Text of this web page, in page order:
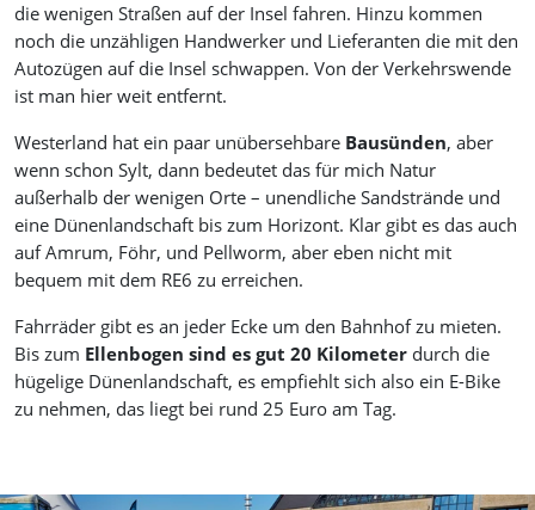
die wenigen Straßen auf der Insel fahren. Hinzu kommen
noch die unzähligen Handwerker und Lieferanten die mit den
Autozügen auf die Insel schwappen. Von der Verkehrswende
ist man hier weit entfernt.
Westerland hat ein paar unübersehbare Bausünden, aber
wenn schon Sylt, dann bedeutet das für mich Natur
außerhalb der wenigen Orte – unendliche Sandstrände und
eine Dünenlandschaft bis zum Horizont. Klar gibt es das auch
auf Amrum, Föhr, und Pellworm, aber eben nicht mit
bequem mit dem RE6 zu erreichen.
Fahrräder gibt es an jeder Ecke um den Bahnhof zu mieten.
Bis zum Ellenbogen sind es gut 20 Kilometer durch die
hügelige Dünenlandschaft, es empfiehlt sich also ein E-Bike
zu nehmen, das liegt bei rund 25 Euro am Tag.